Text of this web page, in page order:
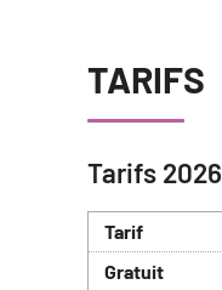
TARIFS
Tarifs 2026
Tarif
Gratuit